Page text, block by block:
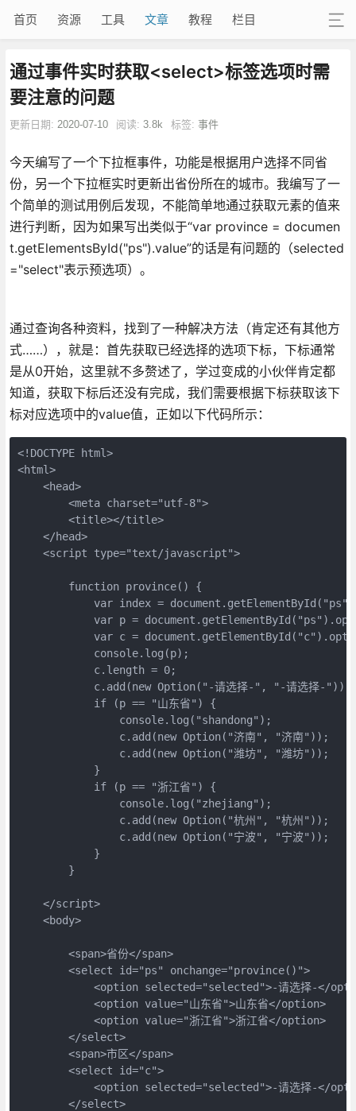
首页 资源 工具 文章 教程 栏目
通过事件实时获取<select>标签选项时需
要注意的问题
更新日期: 2020-07-10 阅读: 3.8k 标签: 事件
今天编写了一个下拉框事件，功能是根据用户选择不同省
份，另一个下拉框实时更新出省份所在的城市。我编写了一
个简单的测试用例后发现，不能简单地通过获取元素的值来
进行判断，因为如果写出类似于“var province = documen
t.getElementsById("ps").value”的话是有问题的（selected
="select"表示预选项）。
通过查询各种资料，找到了一种解决方法（肯定还有其他方
式……），就是：首先获取已经选择的选项下标，下标通常
是从0开始，这里就不多赘述了，学过变成的小伙伴肯定都
知道，获取下标后还没有完成，我们需要根据下标获取该下
标对应选项中的value值，正如以下代码所示：
<!DOCTYPE html>
<html>
    <head>
        <meta charset="utf-8">
        <title></title>
    </head>
    <script type="text/javascript">
        function province() {
var index =
var p =
var c =
            console.log(p);
            c.length = 0;
            c.add(new Option("-请选择-", "-请选择-"));
            if (p == "山东省") {
                console.log("shandong");
                c.add(new Option("济南", "济南"));
                c.add(new Option("潍坊", "潍坊"));
            }
            if (p == "浙江省") {
                console.log("zhejiang");
                c.add(new Option("杭州", "杭州"));
                c.add(new Option("宁波", "宁波"));
            }
        }
    </script>
    <body>
        <span>省份</span>
        <select id="ps" onchange="province()">
<option selected="selected">-请选择-</
            <option value="山东省">山东省</option>
            <option value="浙江省">浙江省</option>
        </s
elect>
        <span>市区</span>
        <select id="c">
<option selected="selected">-请选择-</
        </select>